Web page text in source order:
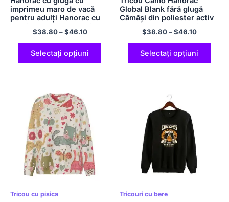
imprimeu maro de vacă
pentru adulți Hanorac cu
imprimeu peste tot Tricou
cu gât crew Hanorac
supradimensionat din
poliester pentru bărbați și
femei
$38.80–$46.10
Selectați opțiuni
Global Blank fără glugă
Cămăși din poliester activ
Hanorac ușoară Tehnica
Hanorac Tricou cu gât
crew pentru bărbați și
femei Poliester
$38.80–$46.10
Selectați opțiuni
Tricou cu pisica Tricouri cu bere